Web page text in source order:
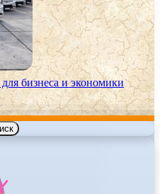
бизнеса и экономики